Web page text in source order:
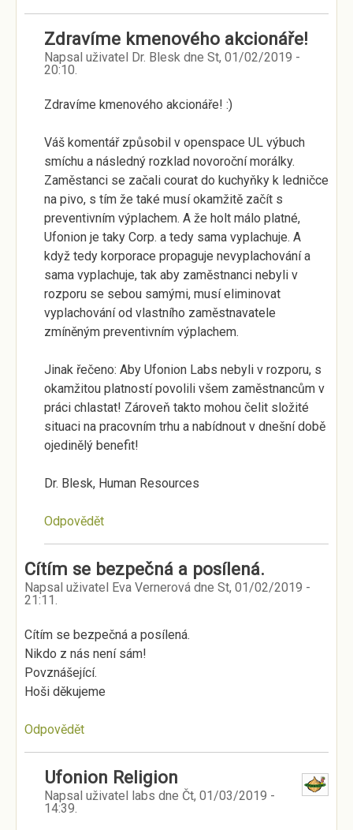
Zdravíme kmenového akcionáře!
Napsal uživatel Dr. Blesk dne St, 01/02/2019 -
20:10.
Zdravíme kmenového akcionáře! :)
Váš komentář způsobil v openspace UL výbuch
smíchu a následný rozklad novoroční morálky.
Zaměstanci se začali courat do kuchyňky k ledničce
na pivo, s tím že také musí okamžitě začít s
preventivním výplachem. A že holt málo platné,
Ufonion je taky Corp. a tedy sama vyplachuje. A
když tedy korporace propaguje nevyplachování a
sama vyplachuje, tak aby zaměstnanci nebyli v
rozporu se sebou samými, musí eliminovat
vyplachování od vlastního zaměstnavatele
zmíněným preventivním výplachem.
Jinak řečeno: Aby Ufonion Labs nebyli v rozporu, s
okamžitou platností povolili všem zaměstnancům v
práci chlastat! Zároveň takto mohou čelit složité
situaci na pracovním trhu a nabídnout v dnešní době
ojedinělý benefit!
Dr. Blesk, Human Resources
Odpovědět
Cítím se bezpečná a posílená.
Napsal uživatel Eva Vernerová dne St, 01/02/2019 -
21:11.
Cítím se bezpečná a posílená.
Nikdo z nás není sám!
Povznášející.
Hoši děkujeme
Odpovědět
Ufonion Religion
Napsal uživatel labs dne Čt, 01/03/2019 -
14:39.